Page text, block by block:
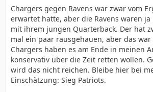
Chargers gegen Ravens war zwar vom
erwartet hatte, aber die Ravens waren
mit ihrem jungen Quarterback. Der hat
mal ein paar rausgehauen, aber das
Chargers haben es am Ende in meinen
konservativ über die Zeit retten wollen.
wird das nicht reichen. Bleibe hier bei
Einschätzung: Sieg Patriots.